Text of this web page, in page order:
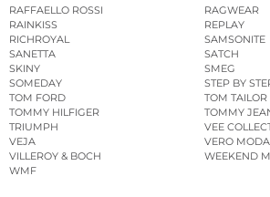
RAFFAELLO ROSSI
RAGWEAR
RAINKISS
REPLAY
RICHROYAL
SAMSONITE
SANETTA
SATCH
SKINY
SMEG
SOMEDAY
STEP BY
TOM FORD
TOM TAILOR
TOMMY HILFIGER
TOMMY
TRIUMPH
VEE
VEJA
VERO MODA
VILLEROY & BOCH
WEEKEND
WMF